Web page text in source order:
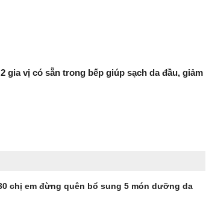
gia vị có sẵn trong bếp giúp sạch da đầu, giảm
chị em đừng quên bổ sung 5 món dưỡng da